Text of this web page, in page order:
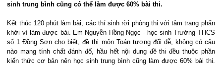
sinh trung bình cũng có thể làm được 60% bài thi.
Kết thúc 120 phút làm bài, các thí sinh rời phòng thi với tâm trạng phấn
khởi vì làm được bài. Em Nguyễn Hồng Ngọc - học sinh Trường THCS
số 1 Đồng Sơn cho biết, đề thi môn Toán tương đối dễ, không có câu
nào mang tính chất đánh đố, hầu hết nội dung đề thi đều thuộc phần
kiến thức cơ bản nên học sinh trung bình cũng làm được 60% bài thi.